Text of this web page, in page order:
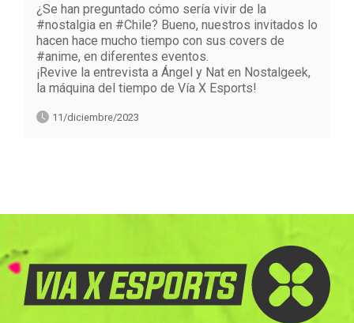
¿Se han preguntado cómo sería vivir de la
#nostalgia en #Chile? Bueno, nuestros invitados lo
hacen hace mucho tiempo con sus covers de
#anime, en diferentes eventos.
¡Revive la entrevista a Ángel y Nat en Nostalgeek,
la máquina del tiempo de Vía X Esports!
11/diciembre/2023